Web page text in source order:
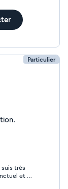
Particulier
présentation.
très
et en